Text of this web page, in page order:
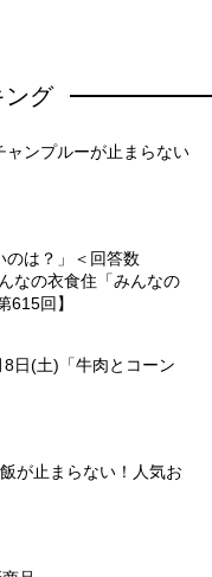
ング
ャンプルーが止まらない
のは？」＜回答数
なの衣食住「みんなの
615回】
8日(土)「牛肉とコーン
が止まらない！人気お